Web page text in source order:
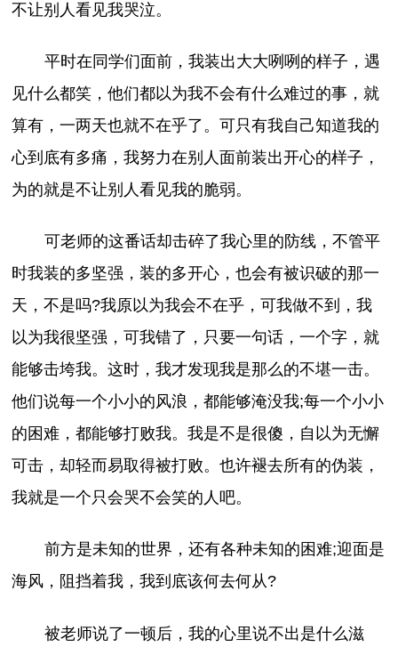
不让别人看见我哭泣。
平时在同学们面前，我装出大大咧咧的样子，遇
见什么都笑，他们都以为我不会有什么难过的事，就
算有，一两天也就不在乎了。可只有我自己知道我的
心到底有多痛，我努力在别人面前装出开心的样子，
为的就是不让别人看见我的脆弱。
可老师的这番话却击碎了我心里的防线，不管平
时我装的多坚强，装的多开心，也会有被识破的那一
天，不是吗?我原以为我会不在乎，可我做不到，我
以为我很坚强，可我错了，只要一句话，一个字，就
能够击垮我。这时，我才发现我是那么的不堪一击。
他们说每一个小小的风浪，都能够淹没我;每一个小小
的困难，都能够打败我。我是不是很傻，自以为无懈
可击，却轻而易取得被打败。也许褪去所有的伪装，
我就是一个只会哭不会笑的人吧。
前方是未知的世界，还有各种未知的困难;迎面是
海风，阻挡着我，我到底该何去何从?
被老师说了一顿后，我的心里说不出是什么滋